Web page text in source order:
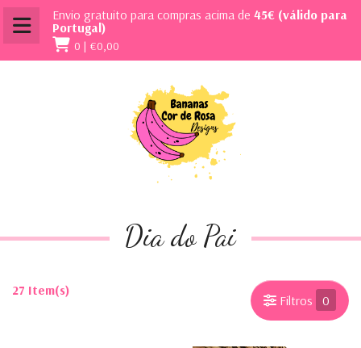
Envio gratuito para compras acima de 45€ (válido para
Portugal)
0 | €0,00
Dia do Pai
27 Item(s)
Filtros 0